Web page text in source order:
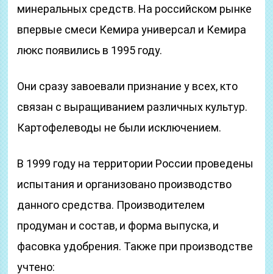
минеральных средств. На российском рынке
впервые смеси Кемира универсал и Кемира
люкс появились в 1995 году.
Они сразу завоевали признание у всех, кто
связан с выращиванием различных культур.
Картофелеводы не были исключением.
В 1999 году на территории России проведены
испытания и организовано производство
данного средства. Производителем
продуман и состав, и форма выпуска, и
фасовка удобрения. Также при производстве
учтено: